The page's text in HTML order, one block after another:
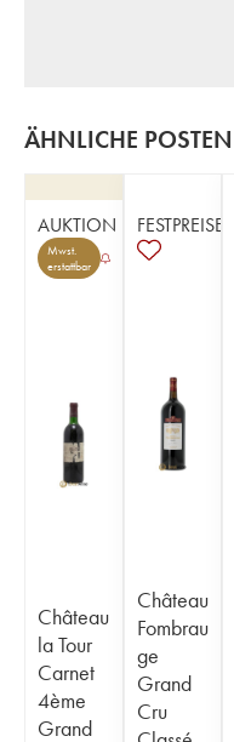
ÄHNLICHE POSTEN
AUKTION
Mwst.
erstattbar
Château
la Tour
Carnet
4ème
Grand
FESTPREISE
Château
Fombrau
ge
Grand
Cru